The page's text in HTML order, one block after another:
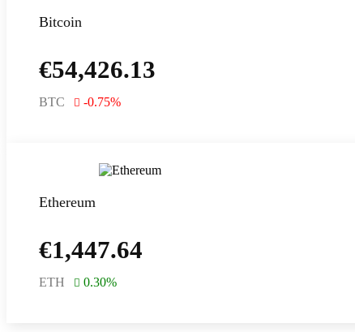
Bitcoin
€54,426.13
BTC -0.75%
Ethereum
€1,447.64
ETH 0.30%